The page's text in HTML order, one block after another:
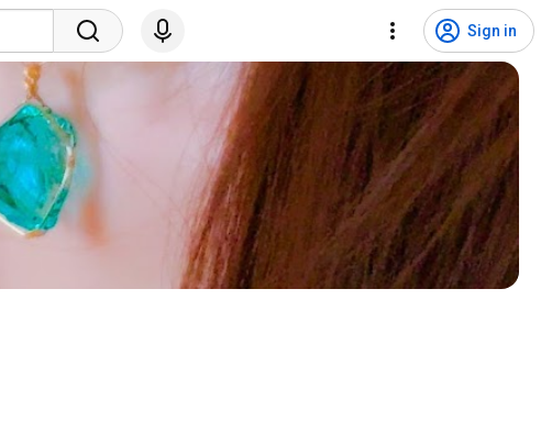
Sign in